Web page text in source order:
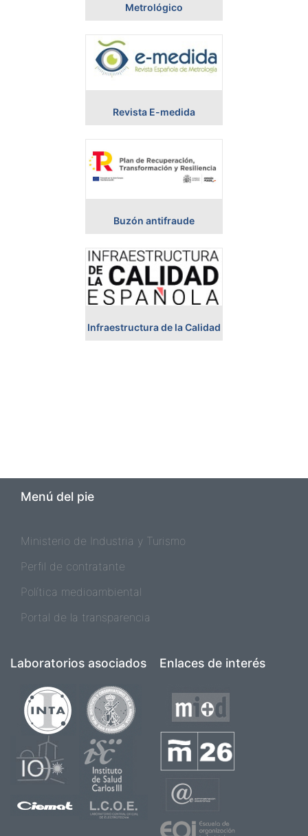
Metrológico
Revista E-medida
Buzón antifraude
Infraestructura de la Calidad
Menú del pie
Ministerio de Industria y Turismo
Perfil de contratante
Política medioambiental
Portal de la transparencia
Laboratorios asociados
Imagen Imagen
Imagen Imagen
Imagen Imagen
Enlaces de interés
Imagen
Imagen
Imagen
Imagen